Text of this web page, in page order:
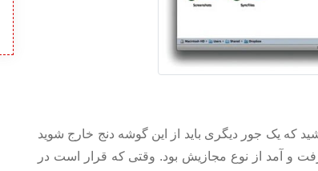
که یک جور دیگری باید از این گوشه دنج خارج شوید
رفت و آمد از نوع مجازیش بود. وقتی که قرار است در